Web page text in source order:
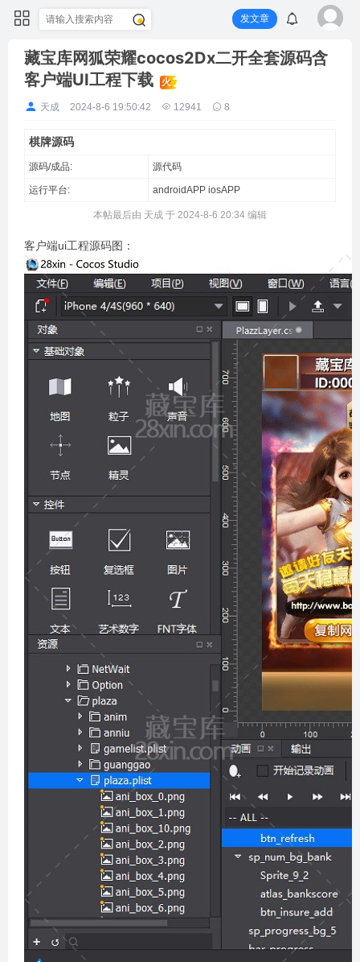
发文章
藏宝库网狐荣耀cocos2Dx二开全套源码含
客户端UI工程下载
火
天成 2024-8-6 19:50:42 12941 8
棋牌源码
源码/成品: 源代码
运行平台: androidAPP iosAPP
本帖最后由 天成 于 2024-8-6 20:34 编辑
客户端ui工程源码图：